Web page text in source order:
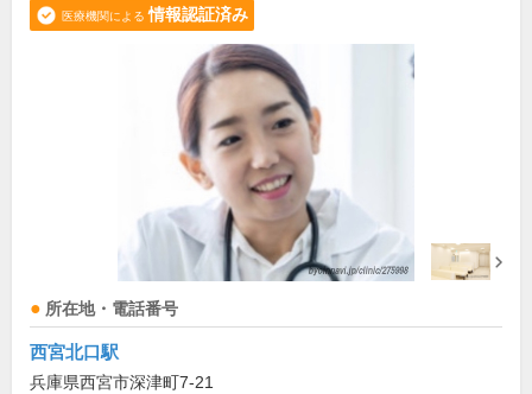
医療機関による 情報認証済み
所在地・電話番号
西宮北口駅
兵庫県西宮市深津町7-21